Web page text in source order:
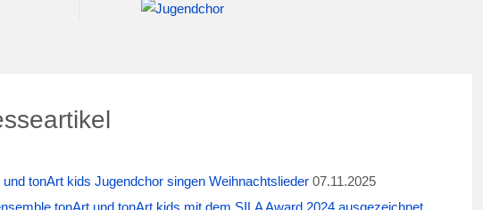
und tonArt kids Jugendchor singen Weihnachtslieder 07.11.2025
tonArt und tonArt kids mit dem SILA Award 2024 ausgezeichnet